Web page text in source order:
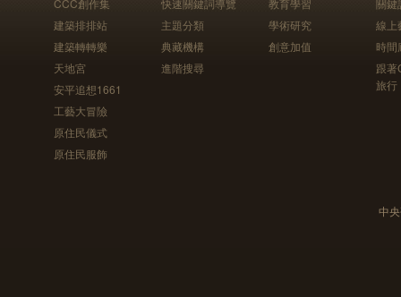
CCC創作集
建築排排站
建築轉轉樂
天地宮
安平追想1661
工藝大冒險
原住民儀式
原住民服飾
快速關鍵詞導覽
主題分類
典藏機構
進階搜尋
教育學習
學術研究
創意加值
關鍵
線上
時間
跟
旅行
中